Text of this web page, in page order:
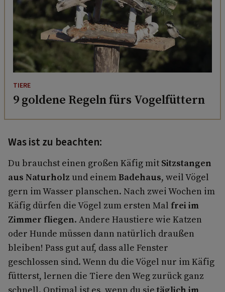
TIERE
9 goldene Regeln fürs Vogelfüttern
Was ist zu beachten:
Du brauchst einen großen Käfig mit Sitzstangen
aus Naturholz und einemBadehaus, weil Vögel
gern im Wasser planschen. Nach zwei Wochen im
Käfig dürfen die Vögel zum ersten Mal frei im
Zimmer fliegen. Andere Haustiere wie Katzen
oder Hunde müssen dann natürlich draußen
bleiben! Pass gut auf, dass alle Fenster
geschlossen sind. Wenn du die Vögel nur im Käfig
fütterst, lernen die Tiere den Weg zurück ganz